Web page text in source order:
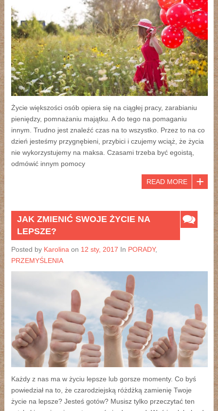
Życie większości osób opiera się na ciągłej pracy, zarabianiu
pieniędzy, pomnażaniu majątku. A do tego na pomaganiu
innym. Trudno jest znaleźć czas na to wszystko. Przez to na co
dzień jesteśmy przygnębieni, przybici i czujemy wciąż, że życia
nie wykorzystujemy na maksa. Czasami trzeba być egoistą,
odmówić innym pomocy
READ MORE
JAK ZMIENIĆ SWOJE ŻYCIE NA
LEPSZE?
Posted by Karolina on 12 sty, 2017 In PORADY,
PRZEMYŚLENIA
Każdy z nas ma w życiu lepsze lub gorsze momenty. Co byś
powiedział na to, że czarodziejską różdżką zamienię Twoje
życie na lepsze? Jesteś gotów? Musisz tylko przeczytać ten